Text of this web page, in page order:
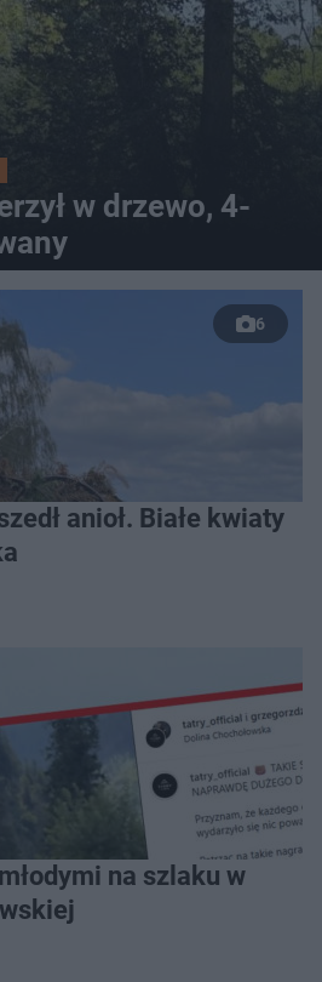
w drzewo, 4-
6
anioł. Białe kwiaty
na szlaku w